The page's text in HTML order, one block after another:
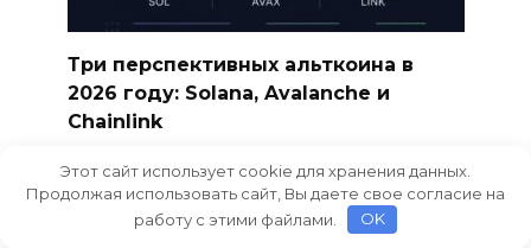
Три перспективных альткоина в
2026 году: Solana, Avalanche и
Chainlink
продолжает постепенно
Этот сайт использует cookie для хранения данных.
Продолжая использовать сайт, Вы даете свое согласие на
работу с этими файлами.
OK